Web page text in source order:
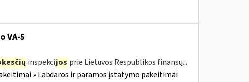
VA-5
inspekcijos prie Lietuvos Respublikos finansų...
» Labdaros ir paramos įstatymo pakeitimai